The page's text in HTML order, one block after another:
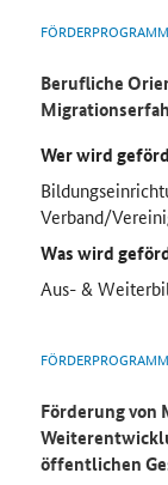
FÖRDERPROGRAMM
Berufliche
Wer wird
Verband/
Was wird
Aus- &
FÖRDERPROGRAMM
Förderung von
öffentlichen